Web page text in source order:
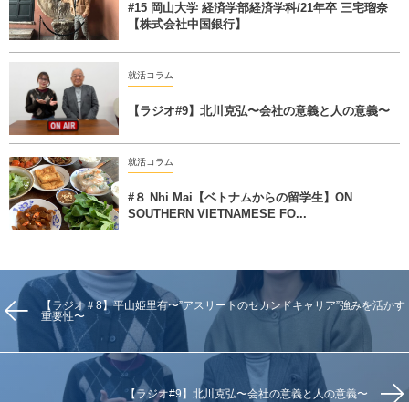
#15 岡山大学 経済学部経済学科/21年卒 三宅瑠奈
【株式会社中国銀行】
就活コラム
【ラジオ#9】北川克弘〜会社の意義と人の意義〜
就活コラム
#８ Nhi Mai【ベトナムからの留学生】ON
SOUTHERN VIETNAMESE FO...
【ラジオ＃8】平山姫里有〜”アスリートのセカンドキャリア”強みを活かす
重要性〜
【ラジオ#9】北川克弘〜会社の意義と人の意義〜